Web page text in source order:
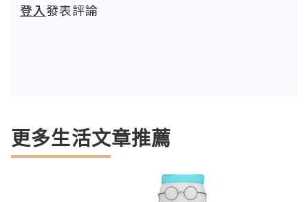
登入發表評論
更多生活文章推薦